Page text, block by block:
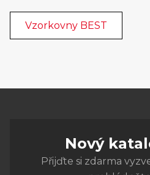
Vzorkovny BEST
Nový
Přijďte si zdarma